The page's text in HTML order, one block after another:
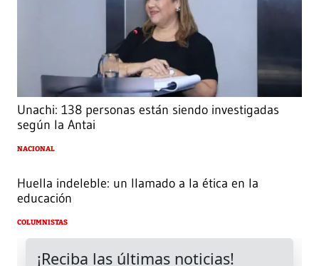
Unachi: 138 personas están siendo investigadas
según la Antai
NACIONAL
Huella indeleble: un llamado a la ética en la
educación
COLUMNISTAS